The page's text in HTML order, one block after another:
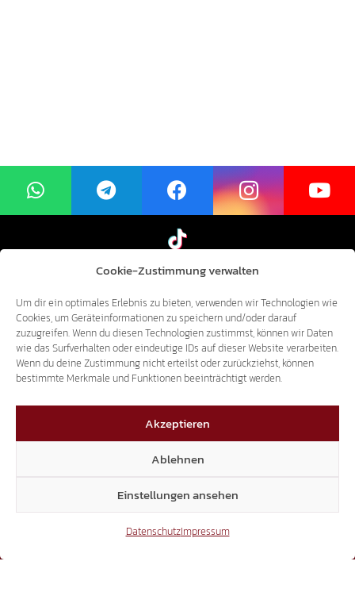
Cookie-Zustimmung verwalten
Um dir ein optimales Erlebnis zu bieten, verwenden wir Technologien wie
Cookies, um Geräteinformationen zu speichern und/oder darauf
zuzugreifen. Wenn du diesen Technologien zustimmst, können wir Daten
wie das Surfverhalten oder eindeutige IDs auf dieser Website verarbeiten.
Wenn du deine Zustimmung nicht erteilst oder zurückziehst, können
bestimmte Merkmale und Funktionen beeinträchtigt werden.
Akzeptieren
Ablehnen
Einstellungen ansehen
DatenschutzImpressum